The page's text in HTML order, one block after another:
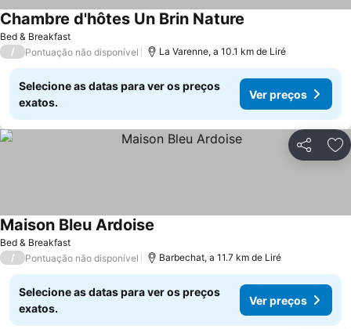
Bed & Breakfast
Chambre d'hôtes Un Brin Nature
/ Pontuação não disponível La Varenne, a 10.1 km de Liré
Selecione as datas para ver os preços
exatos.
Ver preços
Partilhar
Bed & Breakfast
Maison Bleu Ardoise
/ Pontuação não disponível Barbechat, a 11.7 km de Liré
Selecione as datas para ver os preços
exatos.
Ver preços